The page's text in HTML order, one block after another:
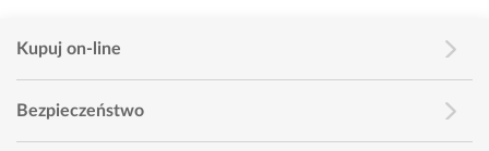
Kupuj on-line
Bezpieczeństwo